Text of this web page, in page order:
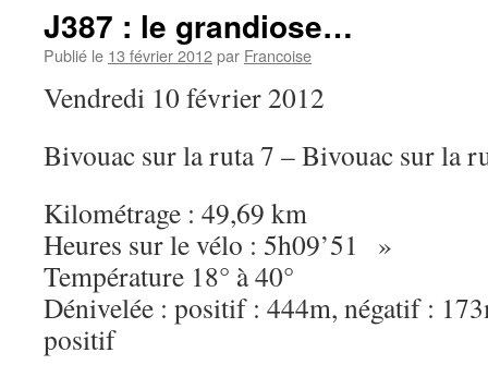
J387 : le grandiose…
Publié le 13 février 2012par Francoise
Vendredi 10 février 2012
Bivouac sur la ruta 7 – Bivouac sur la
Kilométrage : 49,69 km
Heures sur le vélo : 5h09’51 »
Température 18° à 40°
Dénivelée : positif : 444m, négatif :
positif